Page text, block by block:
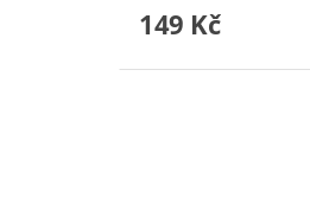
149 Kč